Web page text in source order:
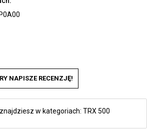
NAPISZE RECENZJĘ!
w kategoriach: TRX 500